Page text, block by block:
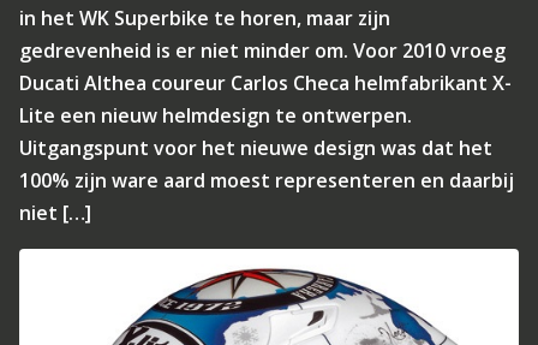
in het WK Superbike te horen, maar zijn
gedrevenheid is er niet minder om. Voor 2010 vroeg
Ducati Althea coureur Carlos Checa helmfabrikant X-
Lite een nieuw helmdesign te ontwerpen.
Uitgangspunt voor het nieuwe design was dat het
100% zijn ware aard moest representeren en daarbij
niet […]